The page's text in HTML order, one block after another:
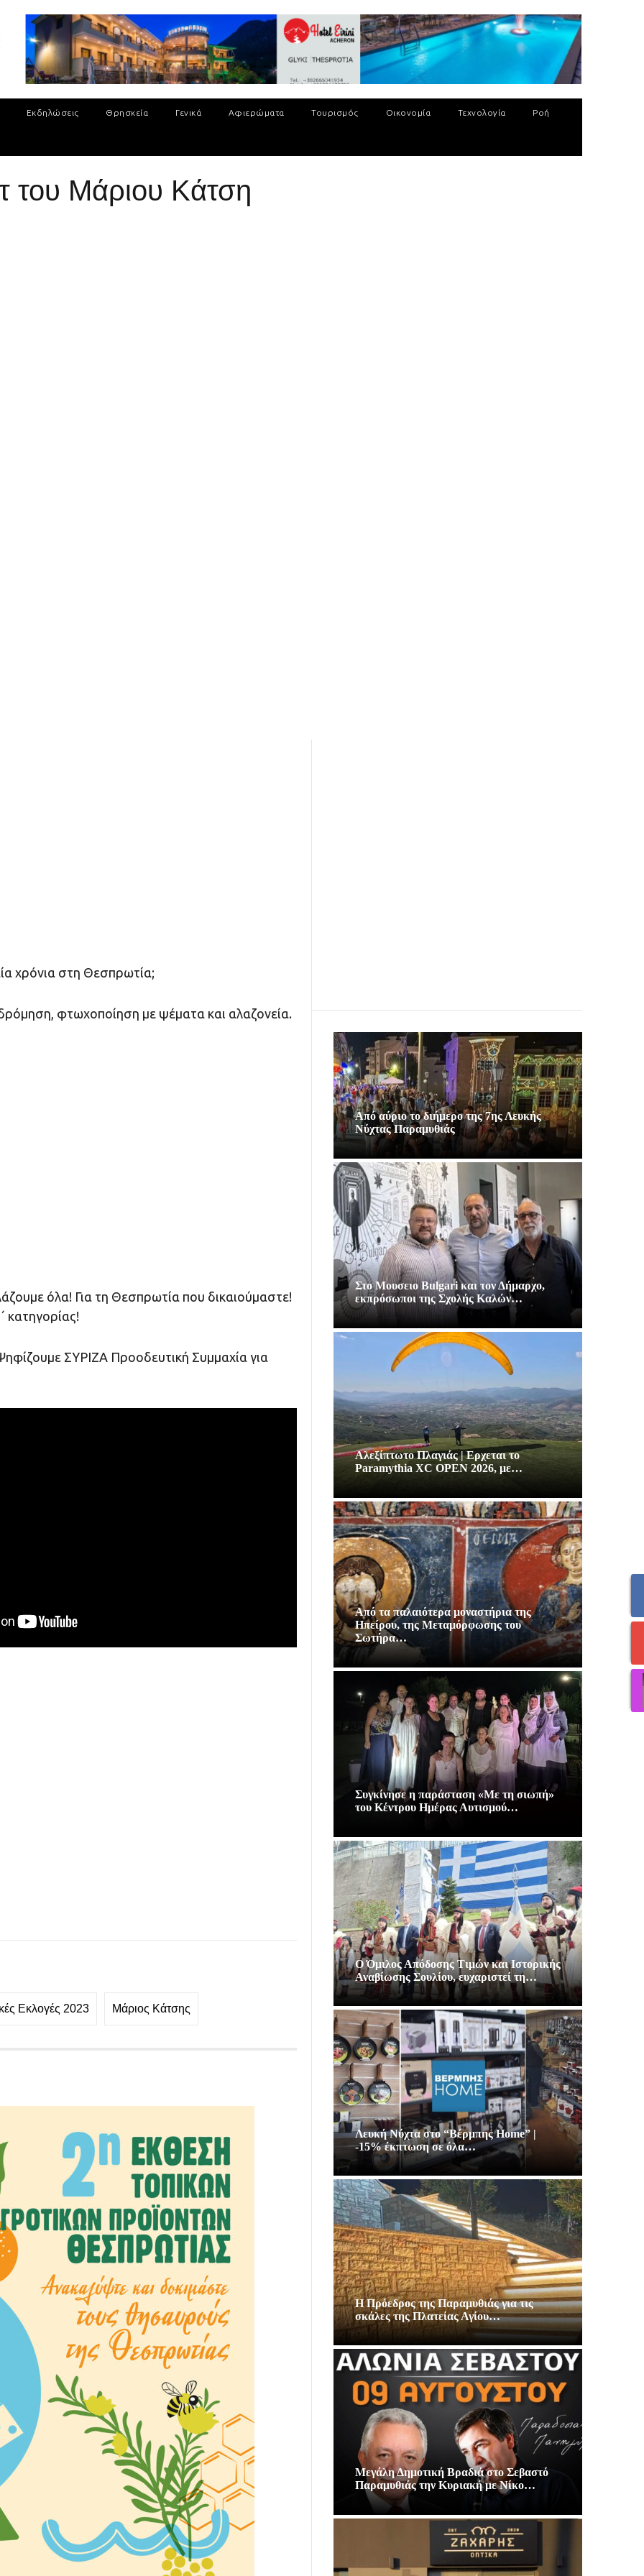
Εκδηλώσεις Θρησκεία Γενικά Αφιερώματα Τουρισμός Οικονομία Τεχνολογία Ροή
του Μάριου Κάτση
χρόνια στη Θεσπρωτία;
φτωχοποίηση με ψέματα και αλαζονεία.
όλα! Για τη Θεσπρωτία που δικαιούμαστε!
κατηγορίας!
ΣΥΡΙΖΑ Προοδευτική Συμμαχία για
Εκλογές 2023 Μάριος Κάτσης
Από αύριο το διήμερο της 7ης Λευκής
Νύχτας Παραμυθιάς
Στο Μουσειο Bulgari και τον Δήμαρχο,
εκπρόσωποι της Σχολής Καλών…
Αλεξίπτωτο Πλαγιάς | Ερχεται το
Paramythia XC OPEN 2026, με…
Από τα παλαιότερα μοναστήρια της
Ηπείρου, της Μεταμόρφωσης του
Σωτήρα…
Συγκίνησε η παράσταση «Με τη σιωπή»
του Κέντρου Ημέρας Αυτισμού…
Ο Όμιλος Απόδοσης Τιμών και Ιστορικής
Αναβίωσης Σουλίου, ευχαριστεί τη…
Λευκή Νύχτα στο “Βέρμπης Home” |
-15% έκπτωση σε όλα…
Η Πρόεδρος της Παραμυθιάς για τις
σκάλες της Πλατείας Αγίου…
Μεγάλη Δημοτική Βραδιά στο Σεβαστό
Παραμυθιάς την Κυριακή με Νίκο…